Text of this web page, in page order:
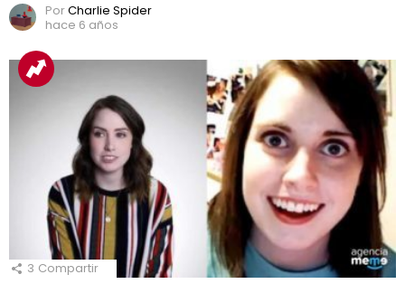
PorCharlie Spider
hace 6 años
3 Compartir